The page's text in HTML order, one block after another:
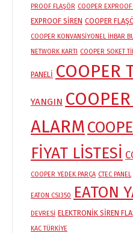
PROOF FLAŞÖR COOPER
EXPROOF SİREN COOPER
COOPER KONVANSİYONEL İHBAR
NETWORK KARTI COOPER SOKET
PANELİ COOPER
YANGIN
ALARM
FİYAT LİSTESİ
COOPER YEDEK PARÇA CTEC PANEL
EATON CSI350 EATON
DEVRESİ ELEKTRONİK SİREN
KAC TÜRKİYE